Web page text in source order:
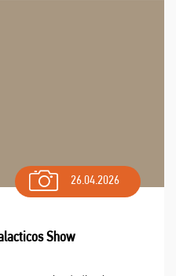
26.04.2026
Show